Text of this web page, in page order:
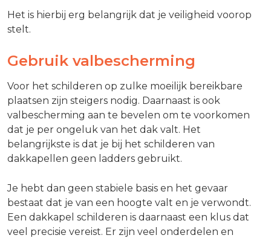
Het is hierbij erg belangrijk dat je veiligheid voorop
stelt.
Gebruik valbescherming
Voor het schilderen op zulke moeilijk bereikbare
plaatsen zijn steigers nodig. Daarnaast is ook
valbescherming aan te bevelen om te voorkomen
dat je per ongeluk van het dak valt. Het
belangrijkste is dat je bij het schilderen van
dakkapellen geen ladders gebruikt.
Je hebt dan geen stabiele basis en het gevaar
bestaat dat je van een hoogte valt en je verwondt.
Een dakkapel schilderen is daarnaast een klus dat
veel precisie vereist. Er zijn veel onderdelen en